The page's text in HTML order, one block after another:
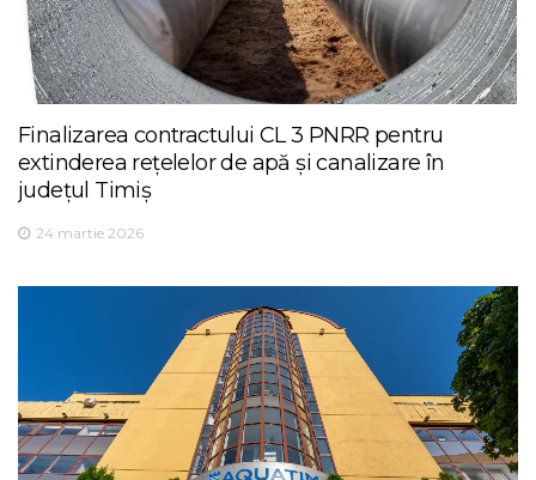
Finalizarea contractului CL 3 PNRR pentru
extinderea rețelelor de apă și canalizare în
județul Timiș
24 martie 2026